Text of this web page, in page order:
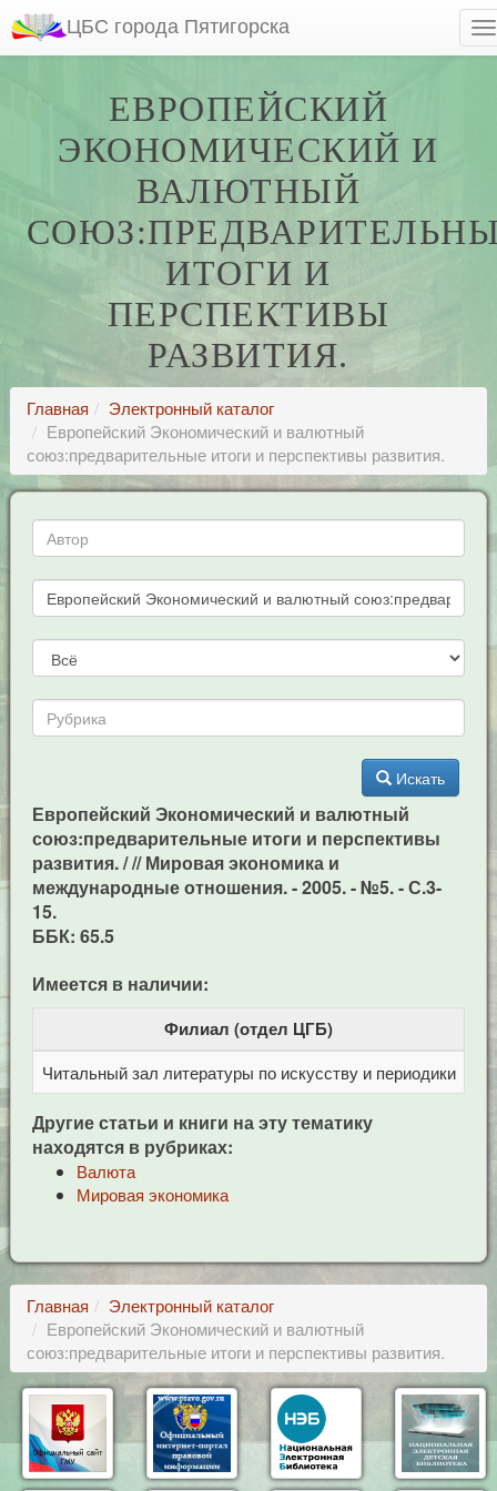
ЦБС города Пятигорска
ЕВРОПЕЙСКИЙ
ЭКОНОМИЧЕСКИЙ И
ВАЛЮТНЫЙ
ИТОГИ И
ПЕРСПЕКТИВЫ
РАЗВИТИЯ.
Главная
Электронный каталог
Европейский Экономический и валютный
союз:предварительные итоги и перспективы развития.
Искать
Европейский Экономический и валютный
союз:предварительные итоги и перспективы
развития. / // Мировая экономика и
международные отношения. - 2005. - №5. - С.3-
15.
ББК: 65.5
Имеется в наличии:
Филиал (отдел ЦГБ)
Читальный зал литературы по искусству и периодики
Другие статьи и книги на эту тематику
находятся в рубриках:
Валюта
Мировая экономика
Главная
Электронный каталог
Европейский Экономический и валютный
союз:предварительные итоги и перспективы развития.